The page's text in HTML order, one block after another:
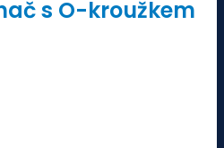
s O-kroužkem